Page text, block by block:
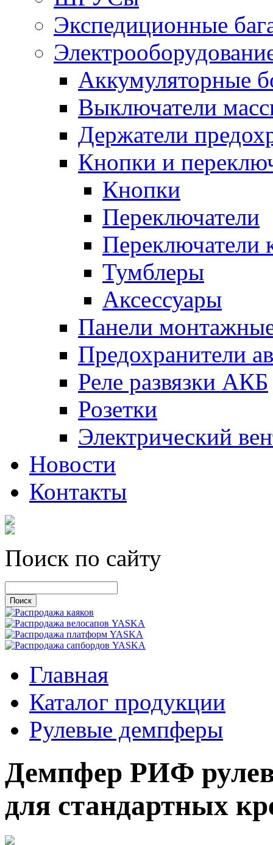
Экспедиционные
Аккумуляторные
Выключатели
Держатели
Кнопки и
Кнопки
Переключатели
Переключатели
Тумблеры
Аксессуары
Панели
Предохранители
Реле развязки АКБ
Розетки
Электрический
Новости
Контакты
Поиск по сайту
Главная
Каталог продукции
Рулевые демпферы
Демпфер РИФ
для стандартных